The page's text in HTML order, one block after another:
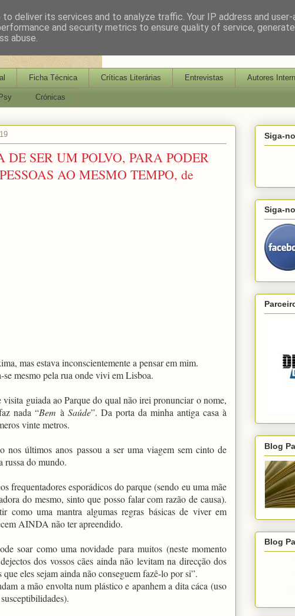
Ficha Técnica Críticas Literárias Entrevistas Autores
Crónicas
DE SER UM POLVO, PARA PODER
AO MESMO TEMPO, de
mas estava inconscientemente a pensar em mim.
mesmo pela rua onde vivi em Lisboa.
guiada ao Parque do qual não irei pronunciar o nome,
nada “Bem àSaúde”. Da porta da minha antiga casa à
vinte metros.
nos últimos anos passou a ser uma viagem sem cinto de
russa do mundo.
frequentadores esporádicos do parque (sendo eu uma mãe
do mesmo, sinto que posso falar com razão de causa).
como uma mantra algumas regras básicas de viver em
AINDA não ter apreendido.
soar como uma novidade para muitos (neste momento
dos vossos cães ainda não levitam na direcção dos
eles sejam ainda não conseguem fazê-lo por si”.
a mão envolta num plástico e apanhem a dita cáca (uso
Siga-
Siga-
Blog
Blog
deliver its services and to analyze traffic. Your IP address and
and security metrics to ensure quality of service,
abuse.